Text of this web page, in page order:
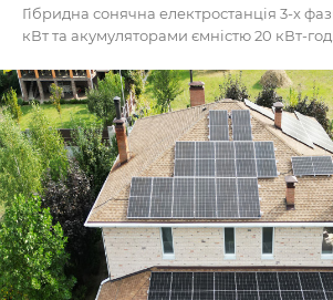
Гібридна сонячна електростанція 3-х
кВт та акумуляторами ємністю 20 кВт-